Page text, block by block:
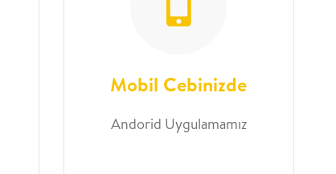
Mobil Cebinizde
Andorid Uygulamamız